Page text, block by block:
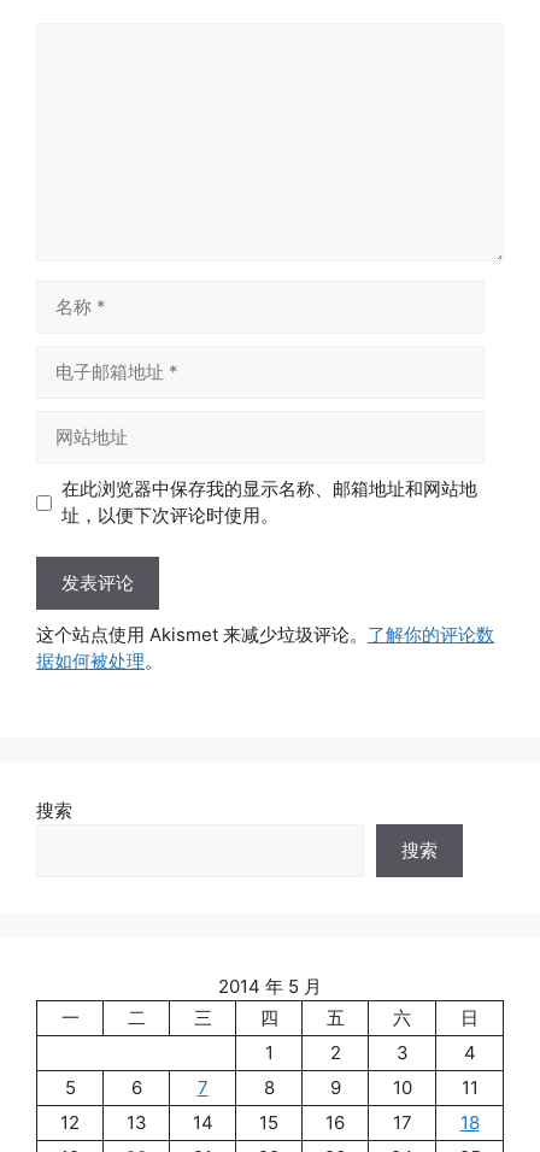
址
址
在此浏览器中保存我的显示名称、邮箱地址和网站地
址，以便下次评论时使用。
这个站点使用 Akismet 来减少垃圾评论。 了解你的评论数
据如何被处理。
搜索
搜索
2014 年 5 月
一
二 三 四 五 六
日
1
2 3
4
5
6 7 8 9 10
11
12
13 14 15 16 17
18